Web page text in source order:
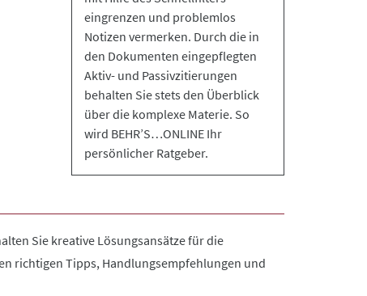
eingrenzen und problemlos
Notizen vermerken. Durch die in
den Dokumenten eingepflegten
Aktiv- und Passivzitierungen
behalten Sie stets den Überblick
über die komplexe Materie. So
wird BEHR’S…ONLINE Ihr
persönlicher Ratgeber.
Sie kreative Lösungsansätze für die
richtigen Tipps, Handlungsempfehlungen und